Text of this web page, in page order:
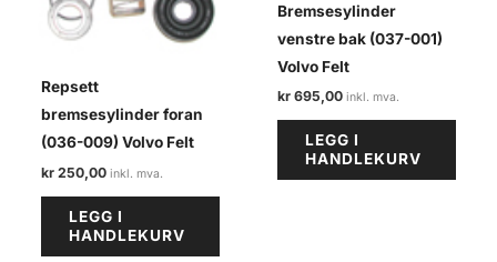
Repsett
bremsesylinder foran
(036-009) Volvo Felt
kr 250,00
LEGG I
HANDLEKURV
Bremsesylinder
venstre bak (037-001)
Volvo Felt
kr 695,00
LEGG I
HANDLEKURV